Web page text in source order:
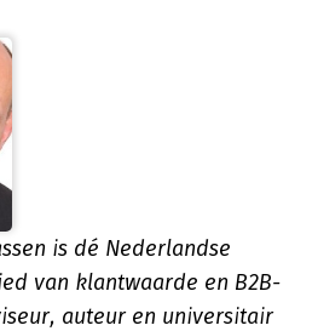
is dé Nederlandse
van klantwaarde en B2B-
auteur en universitair